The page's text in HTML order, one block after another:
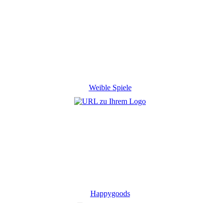
Weible Spiele
Happygoods